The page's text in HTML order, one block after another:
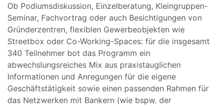
Ob Podiumsdiskussion, Einzelberatung, Kleingruppen-
Seminar, Fachvortrag oder auch Besichtigungen von
Gründerzentren, flexiblen Gewerbeobjekten wie
Streetbox oder Co-Working-Spaces: für die insgesamt
340 Teilnehmer bot das Programm ein
abwechslungsreiches Mix aus praxistauglichen
Informationen und Anregungen für die eigene
Geschäftstätigkeit sowie einen passenden Rahmen für
das Netzwerken mit Bankern (wie bspw. der